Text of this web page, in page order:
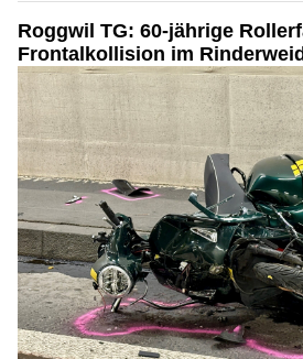
Roggwil TG: 60-jährige
Frontalkollision im